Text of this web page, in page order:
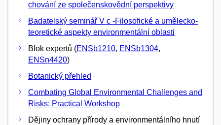
chování ze společenskovědní perspektivy
Badatelský seminář V c -Filosofické a umělecko-
teoretické aspekty environmentální oblasti
Blok expertů (ENSb1210, ENSb1304,
ENSn4420)
Botanický přehled
Combating Global Environmental Challenges and
Risks: Practical Workshop
Dějiny ochrany přírody a environmentálního hnutí